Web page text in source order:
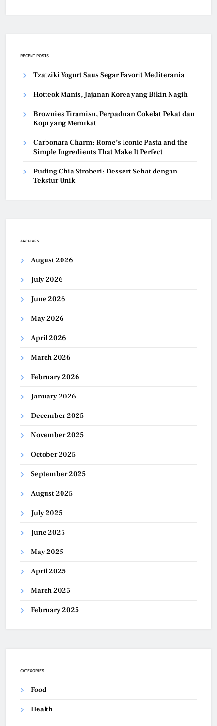
RECENT POSTS
Tzatziki Yogurt Saus Segar Favorit Mediterania
Hotteok Manis, Jajanan Korea yang Bikin Nagih
Brownies Tiramisu, Perpaduan Cokelat Pekat dan
Kopi yang Memikat
Carbonara Charm: Rome’s Iconic Pasta and the
Simple Ingredients That Make It Perfect
Puding Chia Stroberi: Dessert Sehat dengan
Tekstur Unik
ARCHIVES
August 2026
July 2026
June 2026
May 2026
April 2026
March 2026
February 2026
January 2026
December 2025
November 2025
October 2025
September 2025
August 2025
July 2025
June 2025
May 2025
April 2025
March 2025
February 2025
CATEGORIES
Food
Health